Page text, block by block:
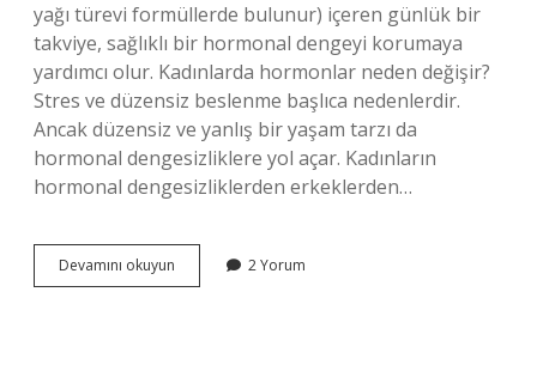
yağı türevi formüllerde bulunur) içeren günlük bir
takviye, sağlıklı bir hormonal dengeyi korumaya
yardımcı olur. Kadınlarda hormonlar neden değişir?
Stres ve düzensiz beslenme başlıca nedenlerdir.
Ancak düzensiz ve yanlış bir yaşam tarzı da
hormonal dengesizliklere yol açar. Kadınların
hormonal dengesizliklerden erkeklerden…
Devamını okuyun Kadınlarda
Hormonlar
2 Yorum